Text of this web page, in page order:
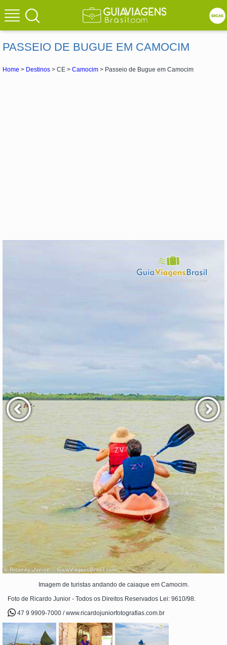
PASSEIO DE BUGUE EM CAMOCIM
Home > Destinos > CE > Camocim > Passeio de Bugue em Camocim
Imagem de turistas andando de caiaque em Camocim.
Foto de Ricardo Junior - Todos os Direitos Reservados Lei: 9610/98.
47 9 9909-7000 / www.ricardojuniorfotografias.com.br